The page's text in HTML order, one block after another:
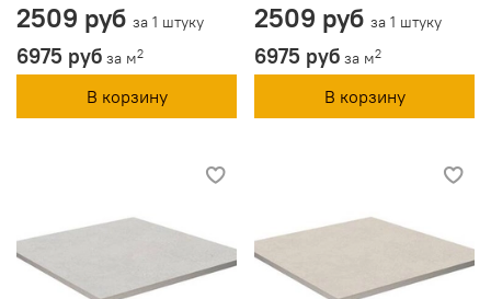
2509 руб за 1 штуку
6975 руб за м2
В корзину
2509 руб за 1 штуку
6975 руб за м2
В корзину